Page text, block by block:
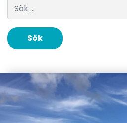
Sök efter: